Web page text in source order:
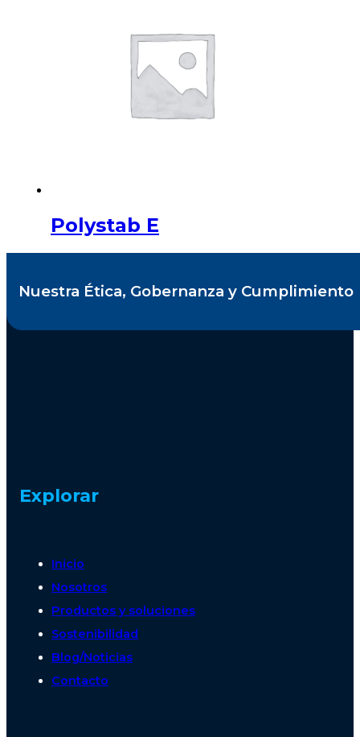
Polystab E
Nuestra Ética, Gobernanza y Cumplimiento
Explorar
Inicio
Nosotros
Productos y soluciones
Sostenibilidad
Blog/Noticias
Contacto